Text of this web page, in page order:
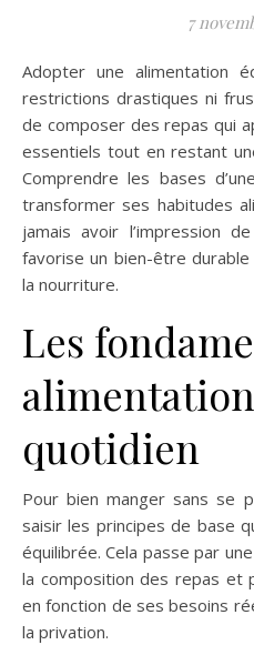
7
Adopter une alimentation équilibrée ne rime pas avec
restrictions drastiques ni
de composer des repas qui
essentiels tout en restant
Comprendre les bases
transformer ses habitudes
jamais avoir l’impression
favorise un bien-être
la nourriture.
Les
quotidien
Pour bien manger sans se
saisir les principes de base
équilibrée. Cela passe par
la composition des repas et
en fonction de ses besoins
la privation.